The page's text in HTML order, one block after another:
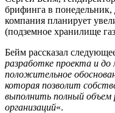
брифинга в понедельник,
компания планирует
(подземное хранилище
Бейм рассказал
разработке проекта и
положительное
которая позволит
выполнить полный объем
организаций«.